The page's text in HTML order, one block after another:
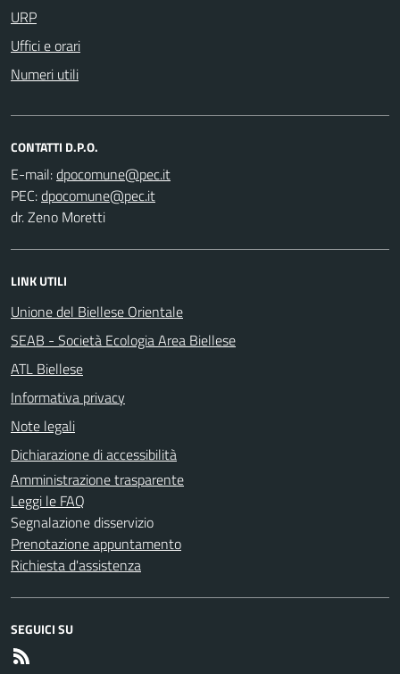
URP
Uffici e orari
Numeri utili
CONTATTI D.P.O.
E-mail:
PEC:
dr. Zeno Moretti
LINK UTILI
Unione del Biellese Orientale
SEAB - Società Ecologia Area Biellese
ATL Biellese
Informativa privacy
Note legali
Dichiarazione di accessibilità
Amministrazione trasparente
Leggi le FAQ
Segnalazione disservizio
Prenotazione appuntamento
Richiesta d'assistenza
SEGUICI SU